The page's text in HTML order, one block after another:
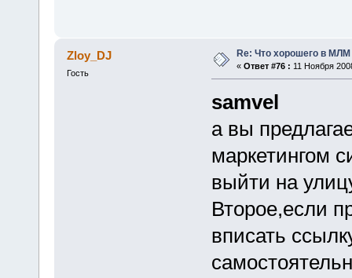
Zloy_DJ
Гость
Re: Что хорошего в МЛМ
« Ответ #76 : 11 Ноября
samvel
а вы
маркетингом
выйти на
Второе,если
вписать